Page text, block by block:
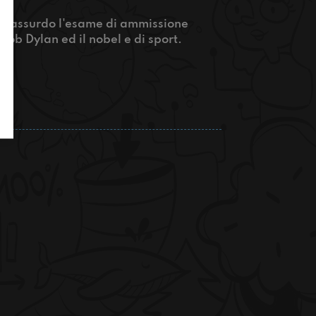
assurdo l'esame di ammissione
Dylan ed il nobel e di sport.